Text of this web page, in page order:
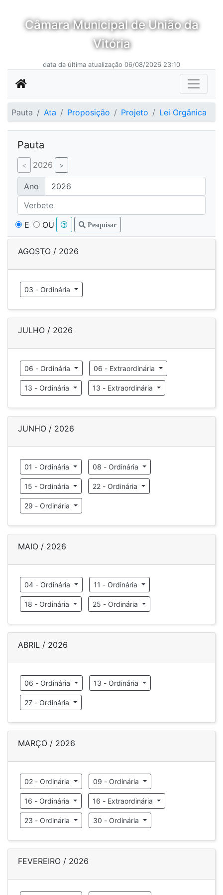
Câmara Municipal de União da
Vitória
data da última atualização 06/08/2026 23:10
Pauta Ata Proposição Projeto Lei Orgânica
Pauta
2026
Ano
E OU Pesquisar
AGOSTO / 2026
03 - Ordinária
JULHO / 2026
06 - Ordinária 06 - Extraordinária
13 - Ordinária 13 - Extraordinária
JUNHO / 2026
01 - Ordinária 08 - Ordinária
15 - Ordinária 22 - Ordinária
29 - Ordinária
MAIO / 2026
04 - Ordinária 11 - Ordinária
18 - Ordinária 25 - Ordinária
ABRIL / 2026
06 - Ordinária 13 - Ordinária
27 - Ordinária
MARÇO / 2026
02 - Ordinária 09 - Ordinária
16 - Ordinária 16 - Extraordinária
23 - Ordinária 30 - Ordinária
FEVEREIRO / 2026